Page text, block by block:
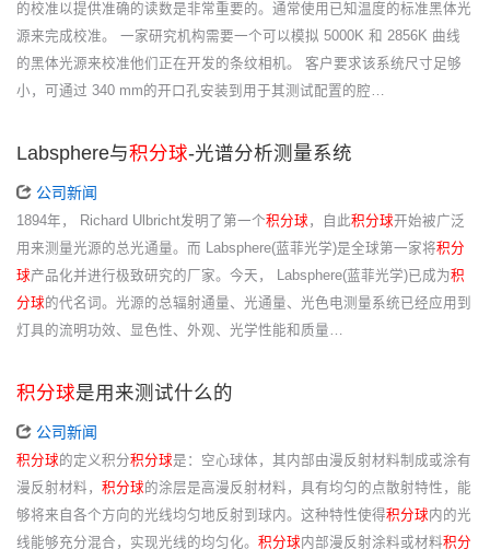
的校准以提供准确的读数是非常重要的。通常使用已知温度的标准黑体光
源来完成校准。 一家研究机构需要一个可以模拟 5000K 和 2856K 曲线
的黑体光源来校准他们正在开发的条纹相机。 客户要求该系统尺寸足够
小，可通过 340 mm的开口孔安装到用于其测试配置的腔…
Labsphere与积分球-光谱分析测量系统
公司新闻
1894年， Richard Ulbricht发明了第一个积分球 ，自此积分球开始被广泛
用来测量光源的总光通量。而 Labsphere(蓝菲光学)是全球第一家将积分
球产品化并进行极致研究的厂家。今天， Labsphere(蓝菲光学)已成为积
分球 的代名词。光源的总辐射通量、光通量、光色电测量系统已经应用到
灯具的流明功效、显色性、外观、光学性能和质量…
积分球是用来测试什么的
公司新闻
积分球 的定义积分积分球是：空心球体，其内部由漫反射材料制成或涂有
漫反射材料， 积分球 的涂层是高漫反射材料，具有均匀的点散射特性，能
够将来自各个方向的光线均匀地反射到球内。这种特性使得积分球 内的光
线能够充分混合，实现光线的均匀化。 积分球 内部漫反射涂料或材料积分